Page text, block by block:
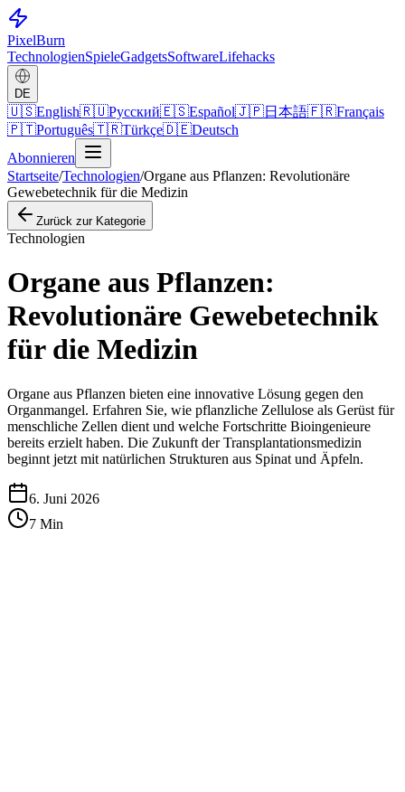
PixelBurn
TechnologienSpieleGadgetsSoftwareLifehacks
DE
🇺🇸English🇷🇺Русский🇪🇸Español🇯🇵日本語🇫🇷Français
🇵🇹Português🇹🇷Türkçe🇩🇪Deutsch
Abonnieren
Startseite/Technologien/Organe aus Pflanzen: Revolutionäre
Gewebetechnik für die Medizin
Zurück zur Kategorie
Technologien
Organe aus Pflanzen:
Revolutionäre Gewebetechnik
für die Medizin
Organe aus Pflanzen bieten eine innovative Lösung gegen den
Organmangel. Erfahren Sie, wie pflanzliche Zellulose als Gerüst für
menschliche Zellen dient und welche Fortschritte Bioingenieure
bereits erzielt haben. Die Zukunft der Transplantationsmedizin
beginnt jetzt mit natürlichen Strukturen aus Spinat und Äpfeln.
6. Juni 2026
7 Min